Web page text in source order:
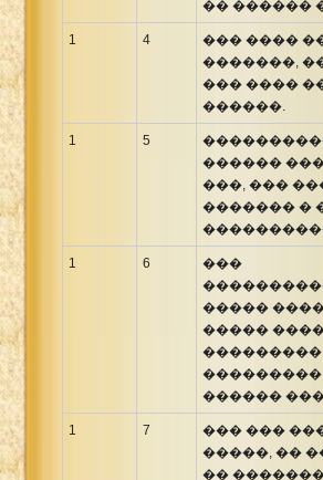
Xhosa Bible
�� ������
1 4
��� ����
�������,
��� ����
������.
1 5
������
���, ���
������� �
1 6
���
�����
�����
���������
������
1 7
��� ���
�����, ��
��